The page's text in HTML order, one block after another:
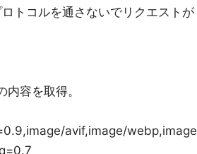
トコルを通さないでリクエストが
容を取得。
avif,image/webp,image